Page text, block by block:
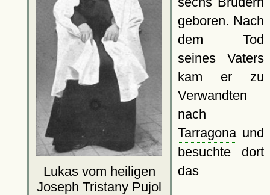
Lukas vom heiligen
Joseph Tristany Pujol
geboren. Nach
dem Tod
seines Vaters
kam er zu
Verwandten
nach
Tarragonaund
besuchte dort
das